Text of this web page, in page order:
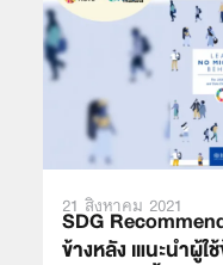
21 สิงหาคม 2021
SDG
ข้างหลัง เแนะนำผู้